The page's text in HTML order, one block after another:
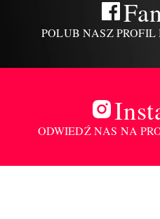
POLUB NASZ
ODWIEDŹ NAS NA